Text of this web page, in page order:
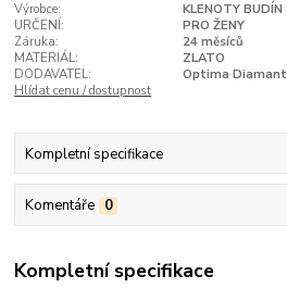
Výrobce:
KLENOTY BUDÍN
URČENÍ:
PRO ŽENY
Záruka:
24 měsíců
MATERIÁL:
ZLATO
DODAVATEL:
Optima Diamant
Hlídat cenu / dostupnost
Kompletní specifikace
Komentáře 0
Kompletní specifikace